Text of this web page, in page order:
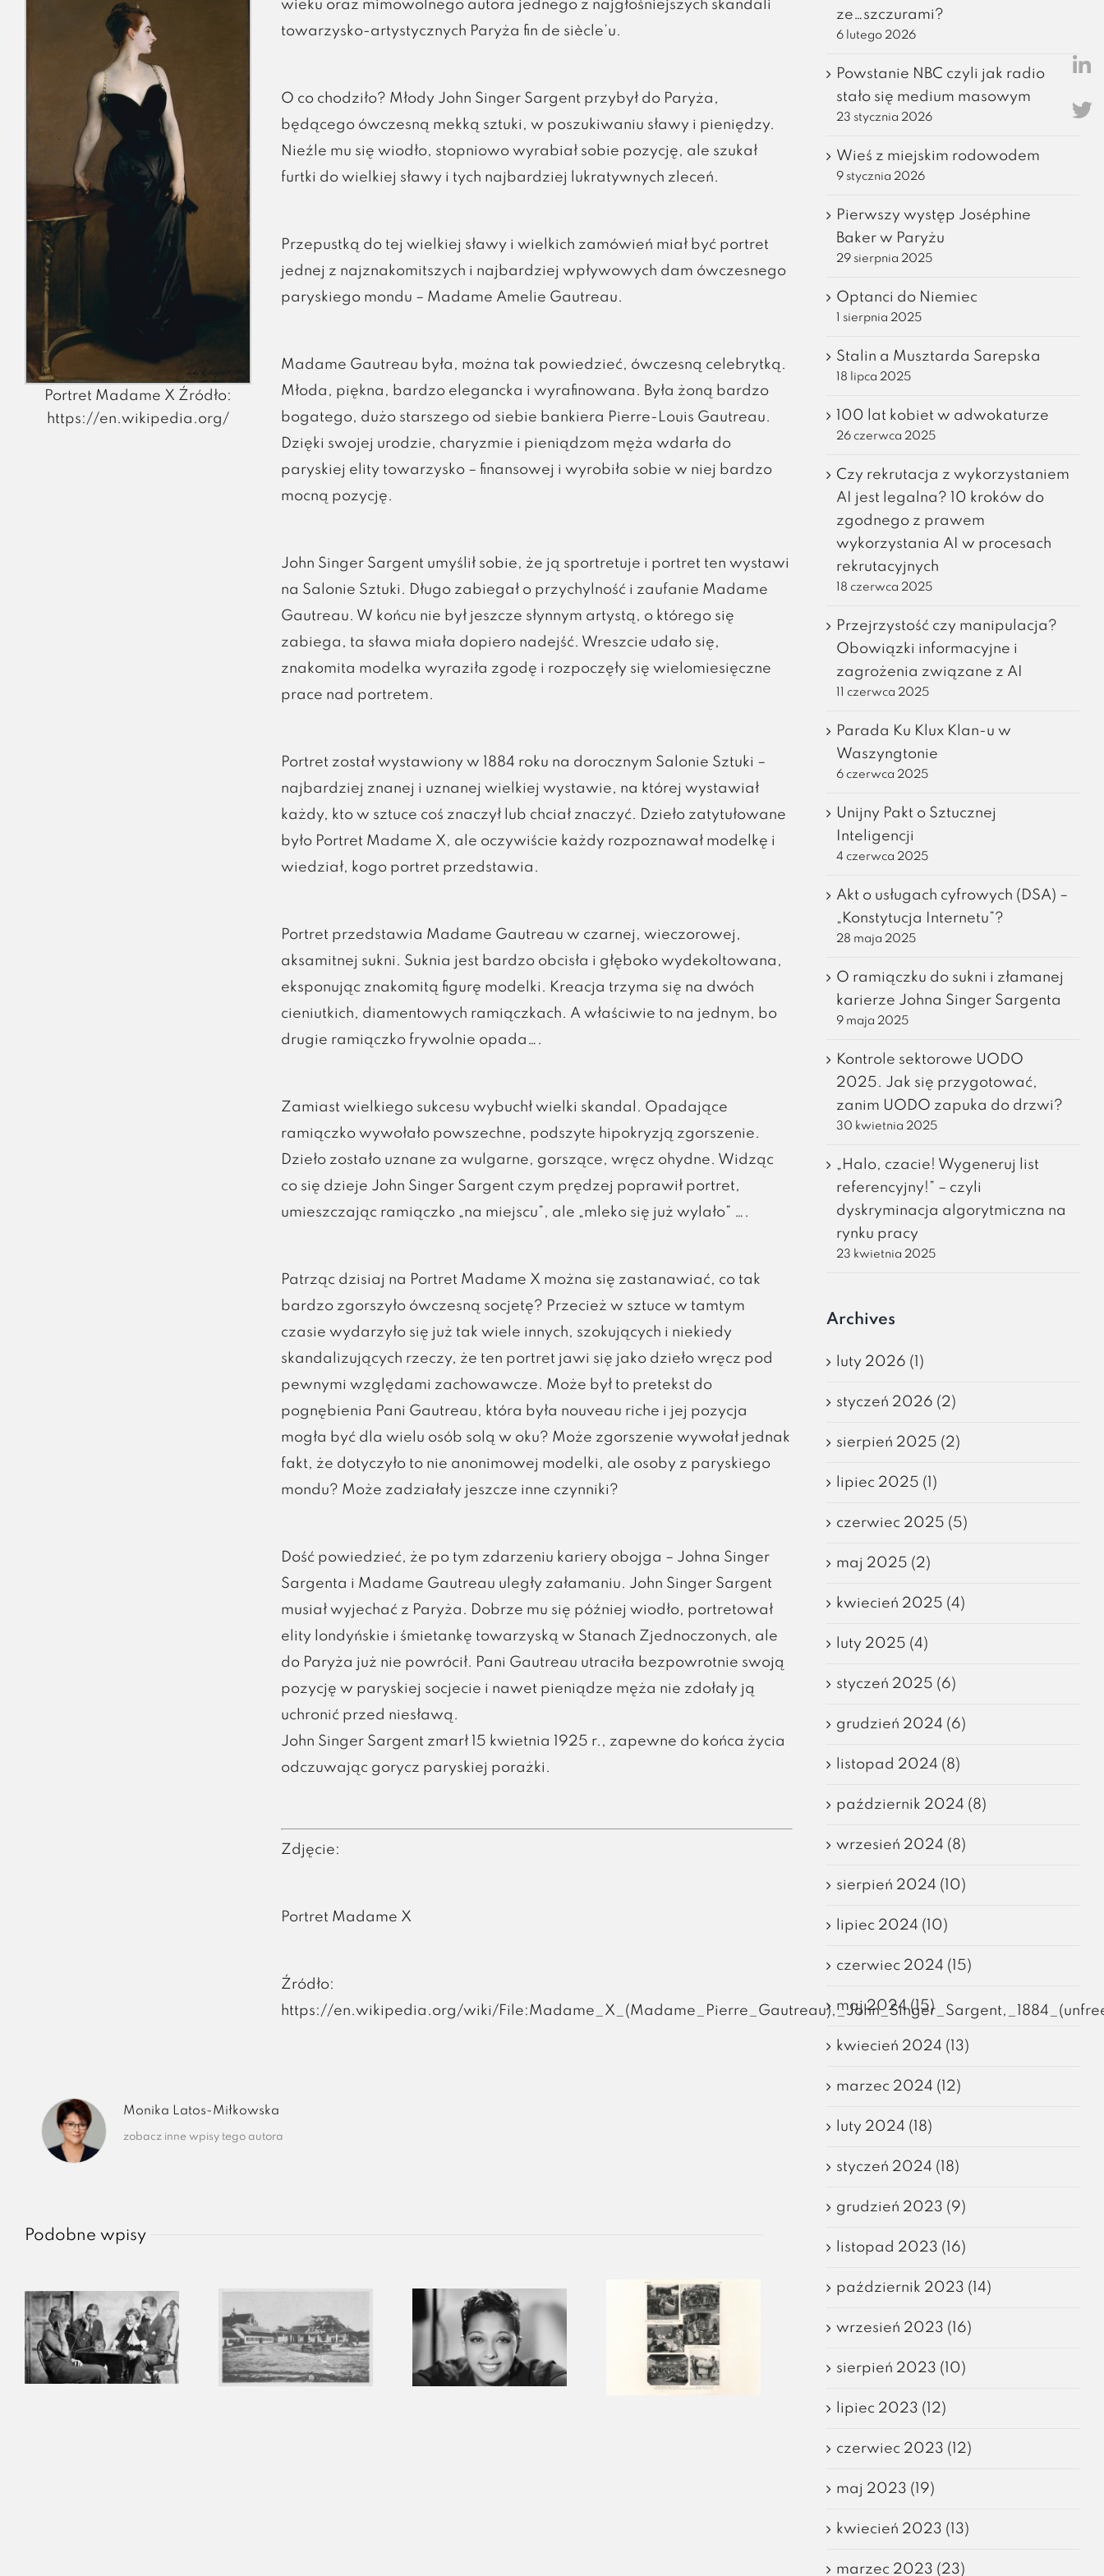
Portret Madame X Źródło:
https://en.wikipedia.org/
wieku oraz mimowolnego autora jednego z najgłośniejszych skandali
towarzysko-artystycznych Paryża fin de siècle’u.
O co chodziło? Młody John Singer Sargent przybył do Paryża,
będącego ówczesną mekką sztuki, w poszukiwaniu sławy i pieniędzy.
Nieźle mu się wiodło, stopniowo wyrabiał sobie pozycję, ale szukał
furtki do wielkiej sławy i tych najbardziej lukratywnych zleceń.
Przepustką do tej wielkiej sławy i wielkich zamówień miał być portret
jednej z najznakomitszych i najbardziej wpływowych dam ówczesnego
paryskiego mondu – Madame Amelie Gautreau.
Madame Gautreau była, można tak powiedzieć, ówczesną celebrytką.
Młoda, piękna, bardzo elegancka i wyrafinowana. Była żoną bardzo
bogatego, dużo starszego od siebie bankiera Pierre-Louis Gautreau.
Dzięki swojej urodzie, charyzmie i pieniądzom męża wdarła do
paryskiej elity towarzysko – finansowej i wyrobiła sobie w niej bardzo
mocną pozycję.
John Singer Sargent umyślił sobie, że ją sportretuje i portret ten wystawi
na Salonie Sztuki. Długo zabiegał o przychylność i zaufanie Madame
Gautreau. W końcu nie był jeszcze słynnym artystą, o którego się
zabiega, ta sława miała dopiero nadejść. Wreszcie udało się,
znakomita modelka wyraziła zgodę i rozpoczęły się wielomiesięczne
prace nad portretem.
Portret został wystawiony w 1884 roku na dorocznym Salonie Sztuki –
najbardziej znanej i uznanej wielkiej wystawie, na której wystawiał
każdy, kto w sztuce coś znaczył lub chciał znaczyć. Dzieło zatytułowane
było Portret Madame X, ale oczywiście każdy rozpoznawał modelkę i
wiedział, kogo portret przedstawia.
Portret przedstawia Madame Gautreau w czarnej, wieczorowej,
aksamitnej sukni. Suknia jest bardzo obcisła i głęboko wydekoltowana,
eksponując znakomitą figurę modelki. Kreacja trzyma się na dwóch
cieniutkich, diamentowych ramiączkach. A właściwie to na jednym, bo
drugie ramiączko frywolnie opada….
Zamiast wielkiego sukcesu wybuchł wielki skandal. Opadające
ramiączko wywołało powszechne, podszyte hipokryzją zgorszenie.
Dzieło zostało uznane za wulgarne, gorszące, wręcz ohydne. Widząc
co się dzieje John Singer Sargent czym prędzej poprawił portret,
umieszczając ramiączko „na miejscu”, ale „mleko się już wylało” ….
Patrząc dzisiaj na Portret Madame X można się zastanawiać, co tak
bardzo zgorszyło ówczesną socjetę? Przecież w sztuce w tamtym
czasie wydarzyło się już tak wiele innych, szokujących i niekiedy
skandalizujących rzeczy, że ten portret jawi się jako dzieło wręcz pod
pewnymi względami zachowawcze. Może był to pretekst do
pognębienia Pani Gautreau, która była nouveau riche i jej pozycja
mogła być dla wielu osób solą w oku? Może zgorszenie wywołał jednak
fakt, że dotyczyło to nie anonimowej modelki, ale osoby z paryskiego
mondu? Może zadziałały jeszcze inne czynniki?
Dość powiedzieć, że po tym zdarzeniu kariery obojga – Johna Singer
Sargenta i Madame Gautreau uległy załamaniu. John Singer Sargent
musiał wyjechać z Paryża. Dobrze mu się później wiodło, portretował
elity londyńskie i śmietankę towarzyską w Stanach Zjednoczonych, ale
do Paryża już nie powrócił. Pani Gautreau utraciła bezpowrotnie swoją
pozycję w paryskiej socjecie i nawet pieniądze męża nie zdołały ją
uchronić przed niesławą.
John Singer Sargent zmarł 15 kwietnia 1925 r., zapewne do końca życia
odczuwając gorycz paryskiej porażki.
Zdjęcie:
Portret Madame X
Źródło:
https://en.wikipedia.org/wiki/
Monika Latos-Miłkowska
zobacz inne wpisy tego autora
Podobne wpisy
ze…szczurami?
6 lutego 2026
Powstanie NBC czyli jak radio
stało się medium masowym
23 stycznia 2026
Wieś z miejskim rodowodem
9 stycznia 2026
Pierwszy występ Joséphine
Baker w Paryżu
29 sierpnia 2025
Optanci do Niemiec
1 sierpnia 2025
Stalin a Musztarda Sarepska
18 lipca 2025
100 lat kobiet w adwokaturze
26 czerwca 2025
Czy rekrutacja z wykorzystaniem
AI jest legalna? 10 kroków do
zgodnego z prawem
wykorzystania AI w procesach
rekrutacyjnych
18 czerwca 2025
Przejrzystość czy manipulacja?
Obowiązki informacyjne i
zagrożenia związane z AI
11 czerwca 2025
Parada Ku Klux Klan-u w
Waszyngtonie
6 czerwca 2025
Unijny Pakt o Sztucznej
Inteligencji
4 czerwca 2025
Akt o usługach cyfrowych (DSA) –
„Konstytucja Internetu”?
28 maja 2025
O ramiączku do sukni i złamanej
karierze Johna Singer Sargenta
9 maja 2025
Kontrole sektorowe UODO
2025. Jak się przygotować,
zanim UODO zapuka do drzwi?
30 kwietnia 2025
„Halo, czacie! Wygeneruj list
referencyjny!” – czyli
dyskryminacja algorytmiczna na
rynku pracy
23 kwietnia 2025
Archives
luty 2026 (1)
styczeń 2026 (2)
sierpień 2025 (2)
lipiec 2025 (1)
czerwiec 2025 (5)
maj 2025 (2)
kwiecień 2025 (4)
luty 2025 (4)
styczeń 2025 (6)
grudzień 2024 (6)
listopad 2024 (8)
październik 2024 (8)
wrzesień 2024 (8)
sierpień 2024 (10)
lipiec 2024 (10)
czerwiec 2024 (15)
maj 2024 (15)
kwiecień 2024 (13)
marzec 2024 (12)
luty 2024 (18)
styczeń 2024 (18)
grudzień 2023 (9)
listopad 2023 (16)
październik 2023 (14)
wrzesień 2023 (16)
sierpień 2023 (10)
lipiec 2023 (12)
czerwiec 2023 (12)
maj 2023 (19)
kwiecień 2023 (13)
marzec 2023 (23)